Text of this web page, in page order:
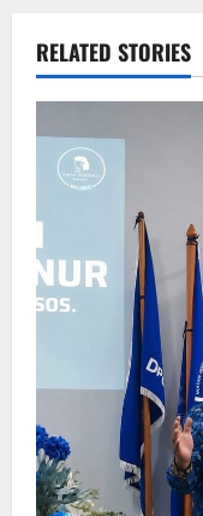
RELATED STORIES